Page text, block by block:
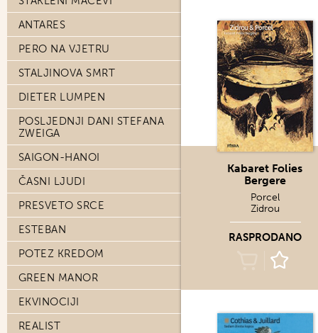
ANTARES
PERO NA VJETRU
STALJINOVA SMRT
DIETER LUMPEN
POSLJEDNJI DANI STEFANA
ZWEIGA
SAIGON-HANOI
ČASNI LJUDI
PRESVETO SRCE
ESTEBAN
POTEZ KREDOM
GREEN MANOR
EKVINOCIJI
REALIST
Kabaret Folies
Bergere
Porcel
Zidrou
RASPRODANO